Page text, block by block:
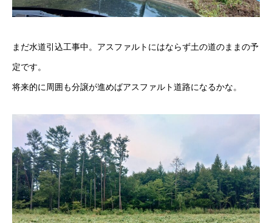
まだ水道引込工事中。アスファルトにはならず土の道のままの予
定です。
将来的に周囲も分譲が進めばアスファルト道路になるかな。